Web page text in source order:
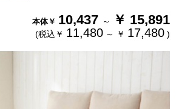
本体￥ 10,437 ～ ￥ 15,891
(税込￥ 11,480 ～ ￥ 17,480 )